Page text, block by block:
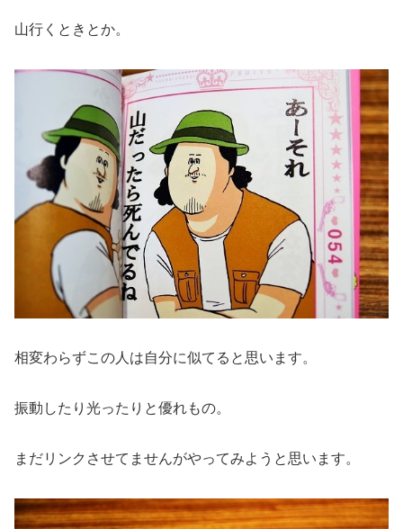
山行くときとか。
相変わらずこの人は自分に似てると思います。
振動したり光ったりと優れもの。
まだリンクさせてませんがやってみようと思います。